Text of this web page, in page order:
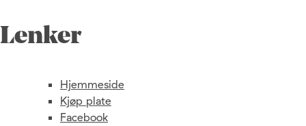
Lenker
Hjemmeside
Kjøp plate
Facebook